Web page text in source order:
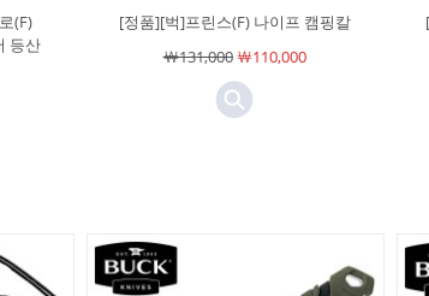
(F)
등산
[정품][벅]프린스(F) 나이프 캠핑칼
￦131,000￦110,000